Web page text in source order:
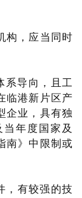
构，应当同时
系导向，且工
临港新片区产
企业，具有独
年度国家及
南》中限制或
，有较强的技